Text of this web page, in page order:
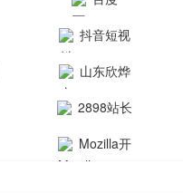
视剧、电视
剧大全、好
看的电视
剧、最新的
电影在线观
看，神马影
联网最新最
全最优质的
软件免费下
载、资源免
费共享、技
术教程学习
抖音短视
频
山东欣烨
化工有限公
2898站长
资源平台
Mozilla开